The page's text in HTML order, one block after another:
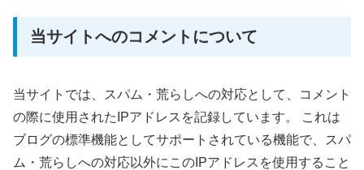
当サイトへのコメントについて
当サイトでは、スパム・荒らしへの対応として、コメント
の際に使用されたIPアドレスを記録しています。
これは
ブログの標準機能としてサポートされている機能で、スパ
ム・荒らしへの対応以外にこのIPアドレスを使用すること